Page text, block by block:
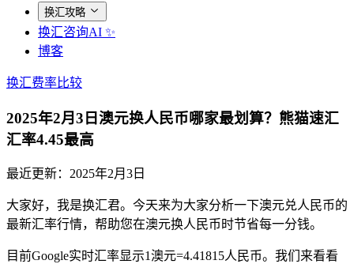
换汇攻略
换汇咨询AI ✨
博客
换汇费率比较
2025年2月3日澳元换人民币哪家最划算？熊猫速汇
汇率4.45最高
最近更新： 2025年2月3日
大家好，我是换汇君。今天来为大家分析一下澳元兑人民币的
最新汇率行情，帮助您在澳元换人民币时节省每一分钱。
目前Google实时汇率显示1澳元=4.41815人民币。我们来看看